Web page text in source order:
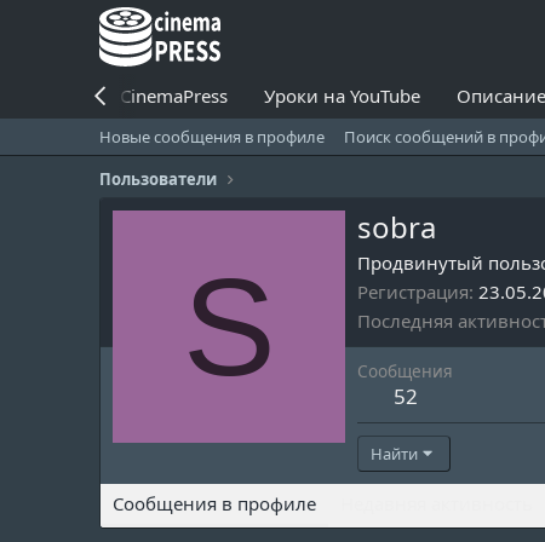
Установить CinemaPress Уроки на YouTube
Новые сообщения в профиле
Поиск сообщений в
Пользователи
S
sobra
Продвинутый
Регистрация
Последняя
Сообщения
52
Найти
Сообщения в профиле